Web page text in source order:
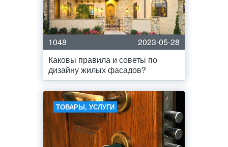
1048
2023-05-28
Каковы правила и советы по
дизайну жилых фасадов?
ТОВАРЫ, УСЛУГИ